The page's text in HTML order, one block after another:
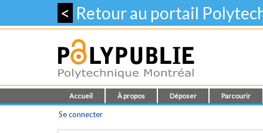
< Retour au portail
Accueil À propos Déposer Parcourir
Se connecter